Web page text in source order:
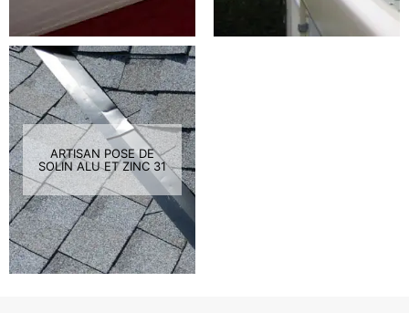
ARTISAN POSE DE
SOLIN ALU ET ZINC 31